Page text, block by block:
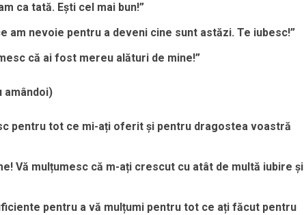
ca tată. Ești cel mai bun!”
am nevoie pentru a deveni cine sunt astăzi. Te iubesc!”
că ai fost mereu alături de mine!”
amândoi)
pentru tot ce mi-ați oferit și pentru dragostea voastră
Vă mulțumesc că m-ați crescut cu atât de multă iubire și
pentru a vă mulțumi pentru tot ce ați făcut pentru